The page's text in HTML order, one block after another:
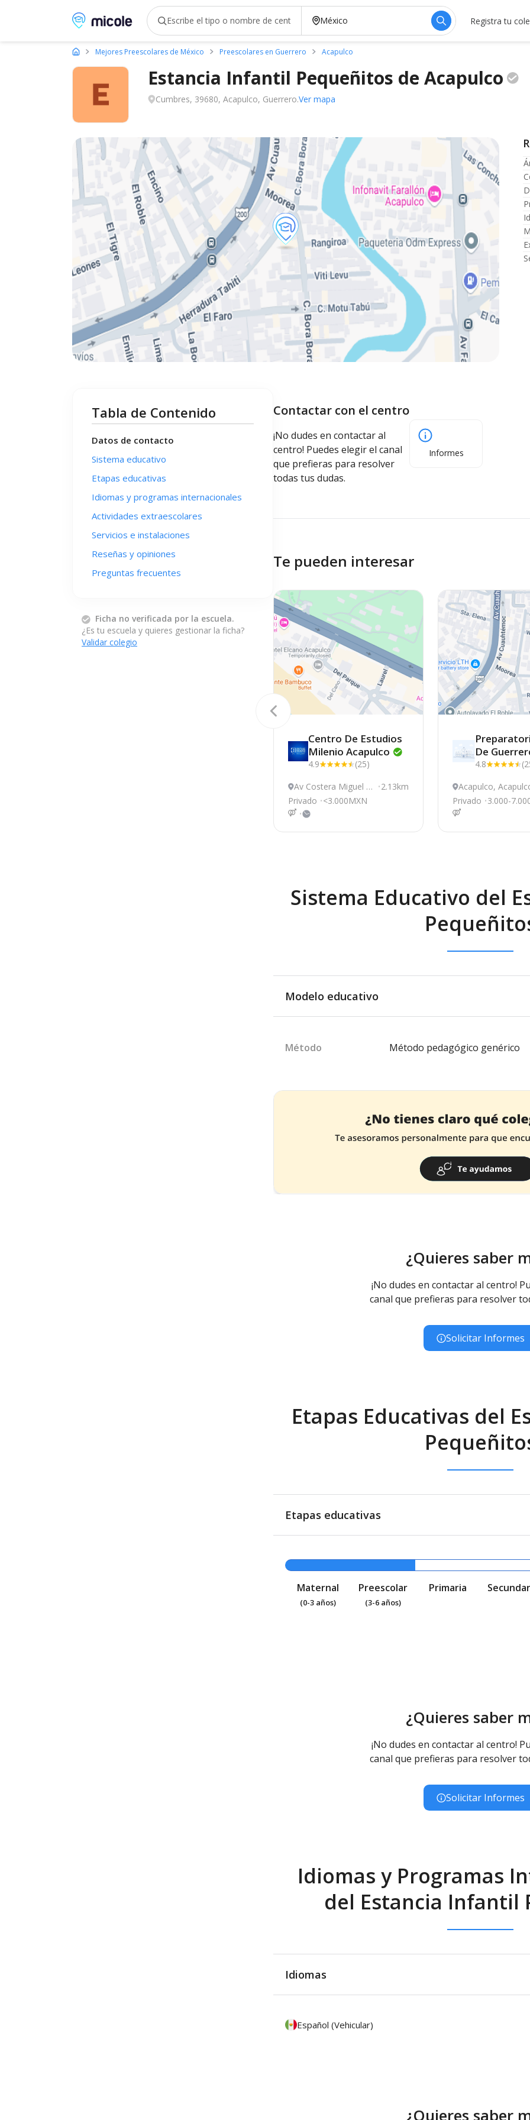
Micole, buscador de colegios Registra tu
Mejores Preescolares de México Preescolares en Guerrero Acapulco
Estancia Infantil Pequeñitos de Acapulco
Cumbres, 39680, Acapulco, Guerrero.Ver mapa
Tabla de Contenido
Datos de contacto
Sistema educativo
Etapas educativas
Idiomas y programas internacionales
Actividades extraescolares
Servicios e instalaciones
Reseñas y opiniones
Preguntas frecuentes
Ficha no verificada por la escuela.
¿Es tu escuela y quieres gestionar la ficha?
Validar colegio
Contactar con el centro
¡No dudes en contactar al
centro! Puedes elegir el canal
que prefieras para resolver
todas tus dudas.
Informes
Te pueden interesar
Centro De Estudios
Milenio Acapulco
4.9
(25)
Av Costera Miguel Al
emán 2611-piso 7, A
capulco
2.13km
Privado
<3.000MXN
De
4.8
Acapulco,
Privado
3.000-
Sistema Educativo del
Modelo educativo
Método Método pedagógico genérico
¿Quieres saber
¡No dudes en contactar al centro!
canal que prefieras para resolver
Solicitar Informes
Etapas Educativas del
Etapas educativas
Maternal
(0-3 años)
Preescolar
(3-6 años)
Primaria
¿Quieres saber
¡No dudes en contactar al centro!
canal que prefieras para resolver
Solicitar Informes
Idiomas y Programas
del Estancia Infantil
Idiomas
Español (Vehicular)
¿Quieres saber